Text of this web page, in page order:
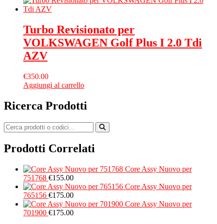
Turbo Revisionato per
VOLKSWAGEN Golf Plus I 2.0 Tdi
AZV
€350.00
Aggiungi al carrello
Ricerca Prodotti
Prodotti Correlati
Core Assy Nuovo per
751768 €155.00
Core Assy Nuovo per
765156 €175.00
Core Assy Nuovo per
701900 €175.00